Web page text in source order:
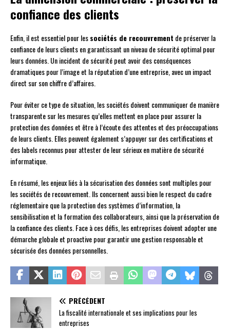
confiance des clients
Enfin, il est essentiel pour lessociétés de recouvrement de préserver la
confiance de leurs clients en garantissant un niveau de sécurité optimal pour
leurs données. Un incident de sécurité peut avoir des conséquences
dramatiques pour l’image et la réputation d’une entreprise, avec un impact
direct sur son chiffre d’affaires.
Pour éviter ce type de situation, les sociétés doivent communiquer de manière
transparente sur les mesures qu’elles mettent en place pour assurer la
protection des données et être à l’écoute des attentes et des préoccupations
de leurs clients. Elles peuvent également s’appuyer sur des certifications et
des labels reconnus pour attester de leur sérieux en matière de sécurité
informatique.
En résumé, les enjeux liés à la sécurisation des données sont multiples pour
les sociétés de recouvrement. Ils concernent aussi bien le respect du cadre
réglementaire que la protection des systèmes d’information, la
sensibilisation et la formation des collaborateurs, ainsi que la préservation de
la confiance des clients. Face à ces défis, les entreprises doivent adopter une
démarche globale et proactive pour garantir une gestion responsable et
sécurisée des données personnelles.
PRÉCÉDENT
La fiscalité internationale et ses implications pour les
entreprises